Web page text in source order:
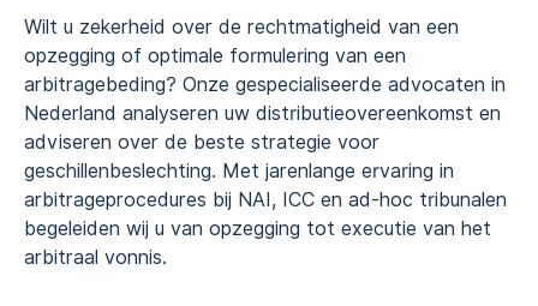
Wilt u zekerheid over de rechtmatigheid van een
opzegging of optimale formulering van een
arbitragebeding? Onze gespecialiseerde advocaten in
Nederland analyseren uw distributieovereenkomst en
adviseren over de beste strategie voor
geschillenbeslechting. Met jarenlange ervaring in
arbitrageprocedures bij NAI, ICC en ad-hoc tribunalen
begeleiden wij u van opzegging tot executie van het
arbitraal vonnis.